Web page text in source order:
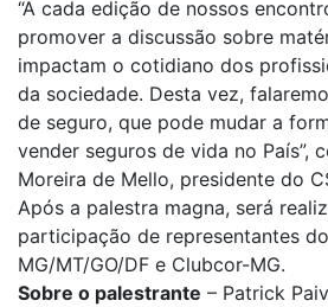
“A cada edição de nossos
promover a discussão sobre
impactam o cotidiano dos
da sociedade. Desta vez,
de seguro, que pode mudar a
vender seguros de vida no País”,
Moreira de Mello, presidente do
Após a palestra magna, será
participação de representantes
MG/MT/GO/DF e Clubcor-MG.
Sobre o palestrante – Patrick